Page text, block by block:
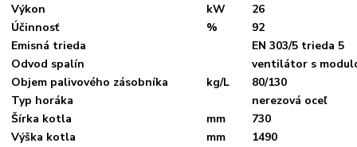
Výkon
kW
26
Účinnosť
%
92
Emisná trieda
EN 303/5 trieda 5
Odvod spalín
ventilátor s
Objem palivového zásobníka
kg/L
80/130
Typ horáka
nerezová oceľ
Šírka kotla
mm
730
Výška kotla
mm
1490